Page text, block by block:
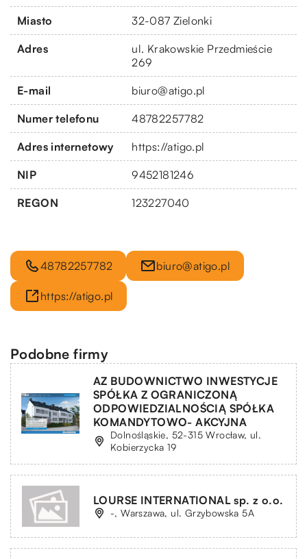
Miasto 32-087 Zielonki
Adres
ul. Krakowskie Przedmieście
269
E-mail biuro@atigo.pl
Numer telefonu 48782257782
Adres internetowy https://atigo.pl
NIP 9452181246
REGON 123227040
48782257782 biuro@atigo.pl
https://atigo.pl
Podobne firmy
AZ BUDOWNICTWO INWESTYCJE
SPÓŁKA Z OGRANICZONĄ
ODPOWIEDZIALNOŚCIĄ SPÓŁKA
KOMANDYTOWO- AKCYJNA
Dolnośląskie, 52-315 Wrocław, ul.
Kobierzycka 19
LOURSE INTERNATIONAL sp. z o.o.
-, Warszawa, ul. Grzybowska 5A